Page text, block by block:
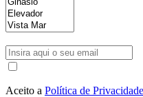
Aceito a Política de